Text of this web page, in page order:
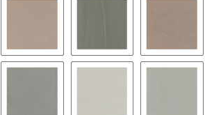
BC43 BC44 BC45